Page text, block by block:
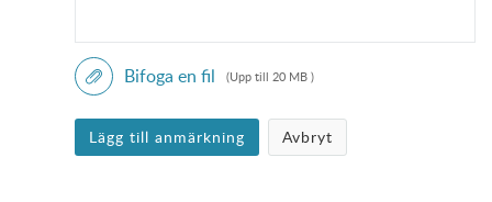
Bifoga en fil (Upp till 20 MB )
Lägg till anmärkning Avbryt